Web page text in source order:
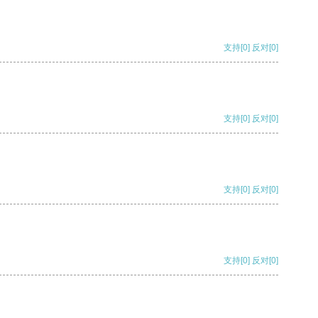
支持[0] 反对[0]
支持[0] 反对[0]
支持[0] 反对[0]
支持[0] 反对[0]